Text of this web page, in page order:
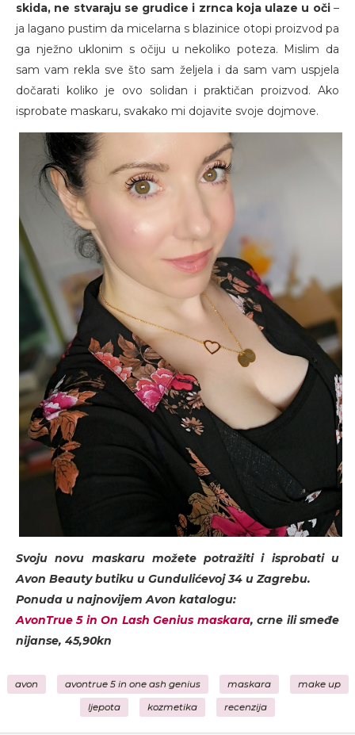
skida, ne stvaraju se grudice i zrnca koja ulaze u oči–
ja lagano pustim da micelarna s blazinice otopi proizvod pa
ga nježno uklonim s očiju u nekoliko poteza. Mislim da
sam vam rekla sve što sam željela i da sam vam uspjela
dočarati koliko je ovo solidan i praktičan proizvod. Ako
isprobate maskaru, svakako mi dojavite svoje dojmove.
Svoju novu maskaru možete potražiti i isprobati u
Avon Beauty butiku u Gundulićevoj 34 u Zagrebu.
Ponuda u najnovijem Avon katalogu:
AvonTrue 5 in On Lash Genius maskara, crne ili smeđe
nijanse, 45,90kn
avon avontrue 5 in one ash genius maskara make up
ljepota kozmetika recenzija